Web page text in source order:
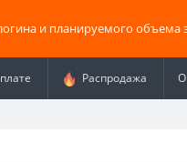
и планируемого объема
Распродажа